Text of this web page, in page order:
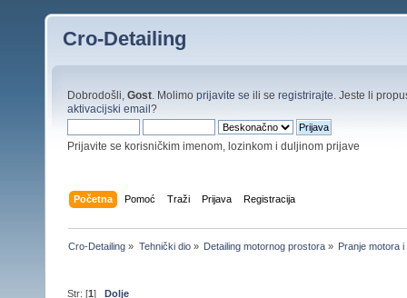
Cro-Detailing
Dobrodošli, Gost . Molimo prijavite se ili se registrirajte . Jeste li
aktivacijski email?
Prijavite se korisničkim imenom, lozinkom i duljinom prijave
Početna Pomoć Traži Prijava Registracija
Cro-Detailing » Tehnički dio» Detailing motornog prostora» Pranje motora
Str: [1]Dolje